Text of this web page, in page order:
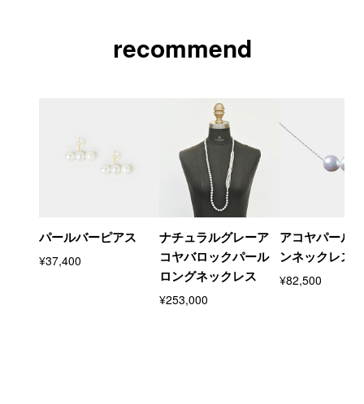
recommend
パールバーピアス
¥37,400
ナチュラルグレーア
コヤバロックパール
ロングネックレス
¥253,000
アコヤパール
ンネックレス
¥82,500